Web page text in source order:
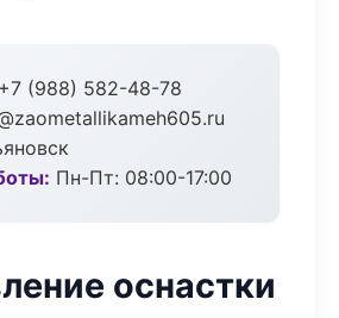
+7 (988) 582-48-78
Пн-Пт: 08:00-17:00
оснастки